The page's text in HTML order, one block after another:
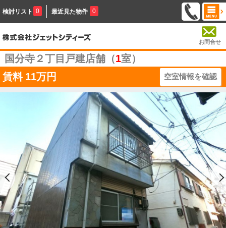
検討リスト 0 最近見た物件 0
お問合せ
国分寺２丁目戸建店舗（1室）
賃料 11万円 空室情報を確認